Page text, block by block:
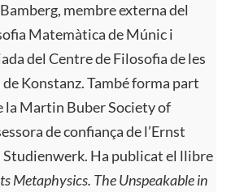
membre externa del
Matemàtica de Múnic i
del Centre de Filosofia de les
Konstanz. També forma part
la Martin Buber Society of
de confiança de l’Ernst
Ha publicat el llibre
Metaphysics. The Unspeakable in